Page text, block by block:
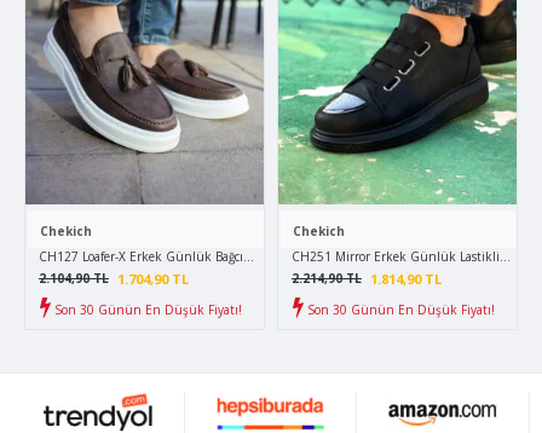
Chekich
CH127 Loafer-X Erkek Günlük Bağcıksız Corcik Cilt Klasik Ayakkabı CBT - Kahverengi
1.704,90 TL
2.104,90 TL
Son 30 Günün En Düşük Fiyatı!
Chekich
CH251 Mirror Erkek Günlük Lastikli Cilt
1.814,90 TL
2.214,90 TL
Son 30 Günün En Düşük Fiyatı!